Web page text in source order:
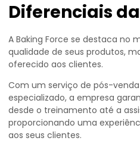
Diferenciais
A Baking Force se destaca no
qualidade de seus produtos,
oferecido aos clientes.
Com um serviço de pós-
especializado, a empresa
desde o treinamento até a
proporcionando uma
aos seus clientes.